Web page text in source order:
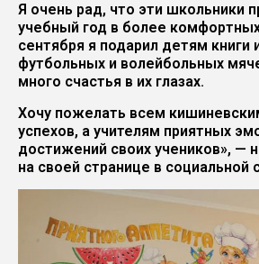
Я очень рад, что эти школьники
учебный год в более комфортных
сентября я подарил детям книги
футбольных и волейбольных
много счастья в их глазах.
Хочу пожелать всем
успехов, а учителям приятных
достижений своих учеников», —
на своей странице в социальной